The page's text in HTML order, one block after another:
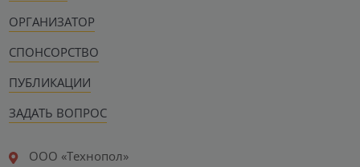
ОРГАНИЗАТОР
СПОНСОРСТВО
ПУБЛИКАЦИИ
ЗАДАТЬ ВОПРОС
ООО «Технопол»